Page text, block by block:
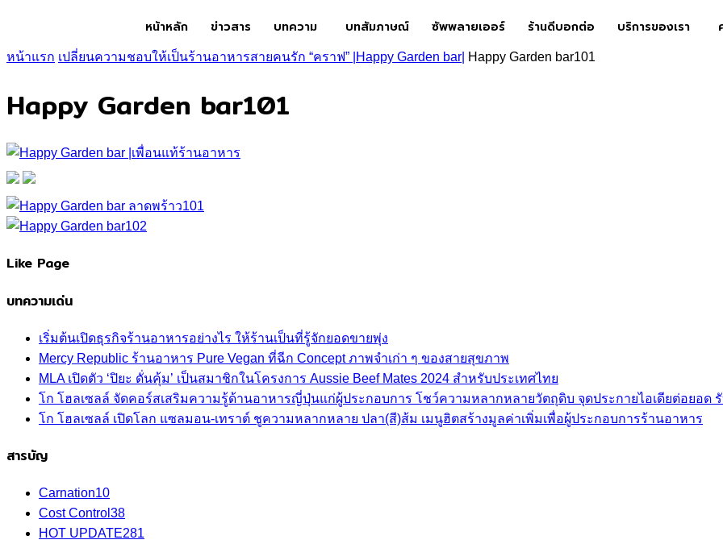
หน้าหลัก ข่าวสาร บทความ บทสัมภาษณ์ ซัพพลายเออร์ ร้านดีบอกต่อ บริการของเรา
หน้าแรก เปลี่ยนความชอบให้เป็นร้านอาหารสายคนรัก “คราฟ” |Happy Garden bar| Happy Garden bar101
Happy Garden bar101
Like Page
บทความเด่น
เริ่มต้นเปิดธุรกิจร้านอาหารอย่างไร ให้ร้านเป็นที่รู้จักยอดขายพุ่ง
Mercy Republic ร้านอาหาร Pure Vegan ที่ฉีก Concept ภาพจำเก่า ๆ ของสายสุขภาพ
MLA เปิดตัว ‘ปิยะ ดั่นคุ้ม’ เป็นสมาชิกในโครงการ Aussie Beef Mates 2024 สำหรับประเทศไทย
โก โฮลเซลล์ จัดคอร์สเสริมความรู้ด้านอาหารญี่ปุ่นแก่ผู้ประกอบการ โชว์ความหลากหลายวัตถุดิบ จุดประกายไอเดียต่อยอด
โก โฮลเซลล์ เปิดโลก แซลมอน-เทราต์ ชูความหลากหลาย ปลา(สี)ส้ม เมนูฮิตสร้างมูลค่าเพิ่มเพื่อผู้ประกอบการร้านอาหาร
สารบัญ
Carnation10
Cost Control 38
HOT UPDATE281